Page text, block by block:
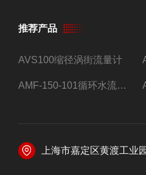
推荐产品
AVS100缩径涡街流量计
AMF-150-101循环水流量计,电磁流量计
上海市嘉定区黄渡工业